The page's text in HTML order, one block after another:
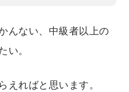
んない、中級者以上の
。
えればと思います。